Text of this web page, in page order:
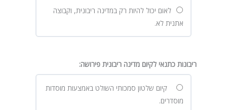
לאום יכול להיות רק במדינה ריבונית, וקבוצה
אתנית לא.
ריבונות כתנאי לקיום מדינה ריבונית פירושה:
קיום שלטון סמכותי השולט באמצעות מוסדות
מוסדרים.